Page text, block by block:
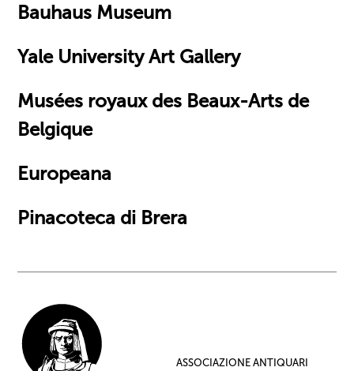
Bauhaus Museum
Yale University Art Gallery
Musées royaux des Beaux-Arts de
Belgique
Europeana
Pinacoteca di Brera
ASSOCIAZIONE ANTIQUARI